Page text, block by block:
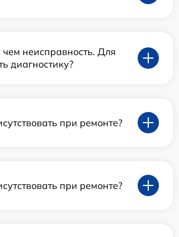
неисправность. Для
диагностику?
при ремонте?
при ремонте?